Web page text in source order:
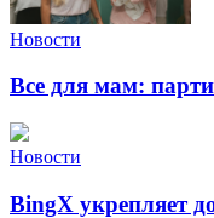
Новости
Все для мам:
Новости
BingX укрепляет